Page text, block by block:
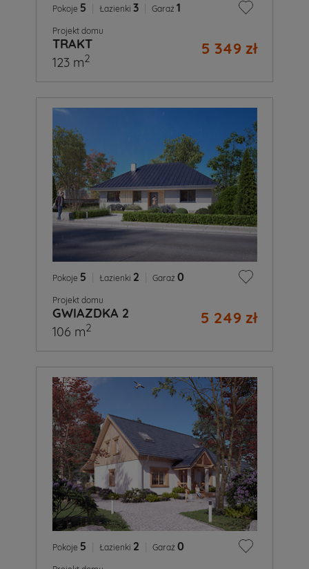
Pokoje 5 Łazienki 3 Garaż 1
Projekt domu
TRAKT 5 349 zł
123 m2
Pokoje 5 Łazienki 2 Garaż 0
Projekt domu
GWIAZDKA 2 5 249 zł
106 m2
Pokoje 5 Łazienki 2 Garaż 0